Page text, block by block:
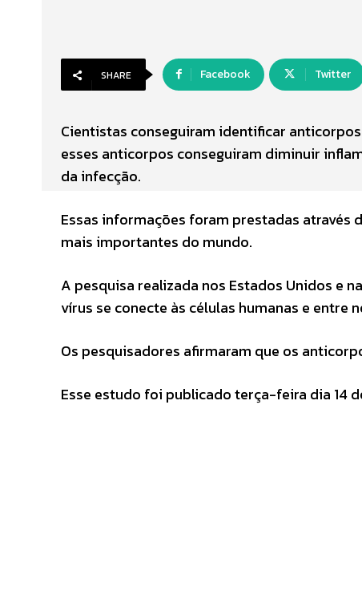
SHARE Facebook Twitter
Cientistas conseguiram identificar
esses anticorpos conseguiram diminuir
da infecção.
Essas informações foram prestadas através
mais importantes do mundo.
A pesquisa realizada nos Estados Unidos e
vírus se conecte às células humanas e entre
Os pesquisadores afirmaram que os
Esse estudo foi publicado terça-feira dia 14